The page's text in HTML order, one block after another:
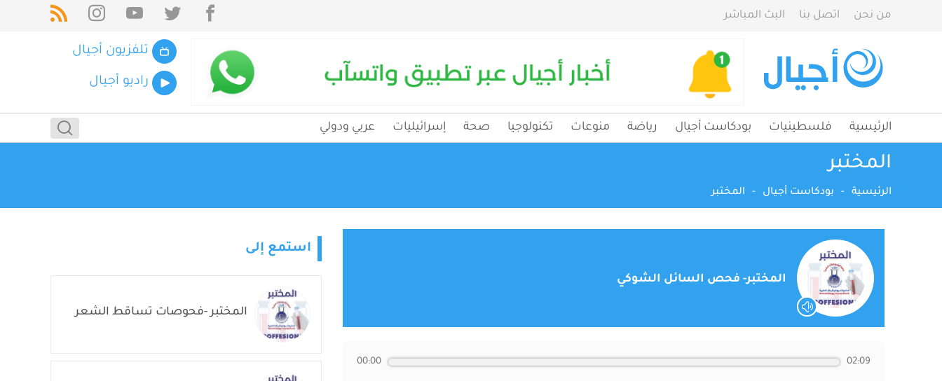
من نحن اتصل بنا البث المباشر
تلفزيون أجيال
راديو أجيال
الرئيسية فلسطينيات بودكاست أجيال رياضة منوعات تكنولوجيا صحة إسرائيليات عربي ودولي
المختبر
الرئيسية - بودكاست أجيال - المختبر
المختبر- فحص السائل الشوكي
00:00 02:09
استمع إلى
المختبر -فحوصات تساقط الشعر